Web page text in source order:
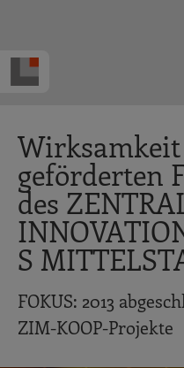
geförderten
des
S
FOKUS: 2013
ZIM-KOOP-Projekte